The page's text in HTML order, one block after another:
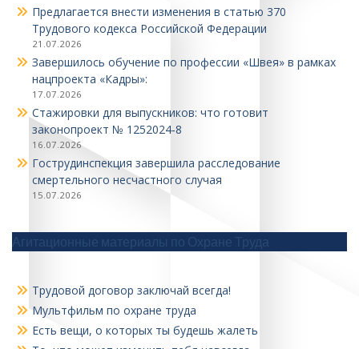
Предлагается внести изменения в статью 370
Трудового кодекса Российской Федерации
21.07.2026
Завершилось обучение по профессии «Швея» в рамках
нацпроекта «Кадры»:
17.07.2026
Стажировки для выпускников: что готовит
законопроект № 1252024‑8
16.07.2026
Гострудинспекция завершила расследование
смертельного несчастного случая
15.07.2026
Агитационные материалы по Охране Труда
Трудовой договор заключай всегда!
Мультфильм по охране труда
Есть вещи, о которых ты будешь жалеть